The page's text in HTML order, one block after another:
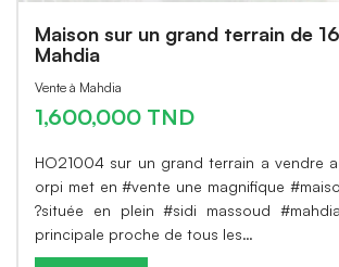
Maison sur un grand terrain de
Mahdia
Vente à Mahdia
1,600,000 TND
HO21004 sur un grand terrain a vendre
orpi met en #vente une magnifique
?située en plein #sidi massoud
principale proche de tous les…